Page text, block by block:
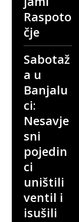
Raspoto
čje
Sabotaž
a u
Banjalu
ci:
Nesavje
sni
pojedin
ci
uništili
ventil i
isušili